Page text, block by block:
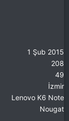
1 Şub 2015
208
49
İzmir
Lenovo K6 Note
Nougat